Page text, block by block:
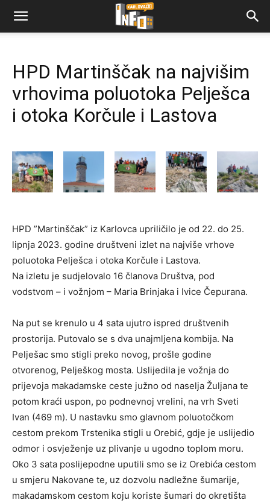
HPD Martinščak na najvišim
vrhovima poluotoka Pelješca
i otoka Korčule i Lastova
HPD ”Martinščak” iz Karlovca upriličilo je od 22. do 25.
lipnja 2023. godine društveni izlet na najviše vrhove
poluotoka Pelješca i otoka Korčule i Lastova.
Na izletu je sudjelovalo 16 članova Društva, pod
vodstvom – i vožnjom – Maria Brinjaka i Ivice Čepurana.
Na put se krenulo u 4 sata ujutro ispred društvenih
prostorija. Putovalo se s dva unajmljena kombija. Na
Pelješac smo stigli preko novog, prošle godine
otvorenog, Pelješkog mosta. Uslijedila je vožnja do
prijevoja makadamske ceste južno od naselja Žuljana te
potom kraći uspon, po podnevnoj vrelini, na vrh Sveti
Ivan (469 m). U nastavku smo glavnom poluotočkom
cestom prekom Trstenika stigli u Orebić, gdje je uslijedio
odmor i osvježenje uz plivanje u ugodno toplom moru.
Oko 3 sata poslijepodne uputili smo se iz Orebića cestom
u smjeru Nakovane te, uz dozvolu nadležne šumarije,
makadamskom cestom koju koriste šumari do okretišta